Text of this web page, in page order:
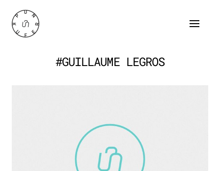
#GUILLAUME LEGROS